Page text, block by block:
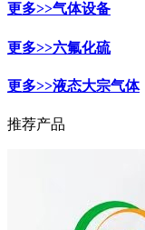
更多>>气体设备
更多>>六氟化硫
更多>>液态大宗气体
推荐产品